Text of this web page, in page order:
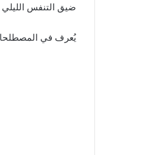
ضيق التنفس
يُعرف في